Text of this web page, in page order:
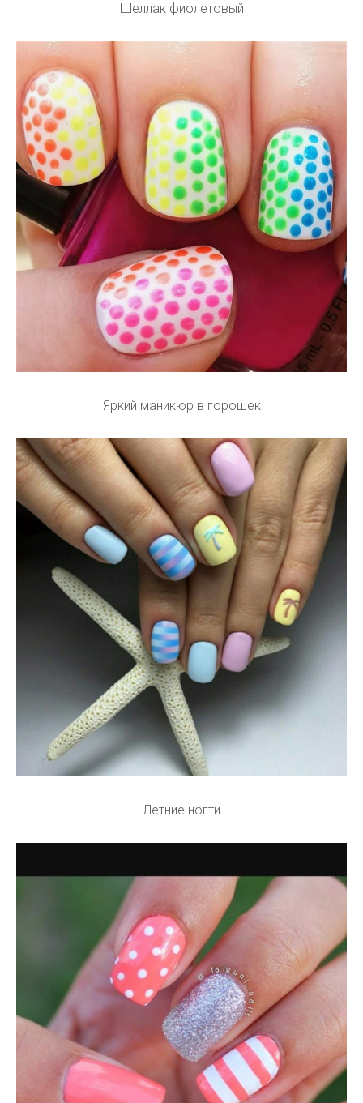
Шеллак фиолетовый
Яркий маникюр в горошек
Летние ногти